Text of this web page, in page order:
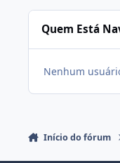
Quem Está
Nenhum
Início do fórum